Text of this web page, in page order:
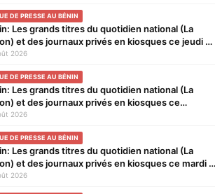
DE PRESSE AU BÉNIN
Les grands titres du quotidien national (La
et des journaux privés en kiosques ce jeudi 6
2026
2026
DE PRESSE AU BÉNIN
Les grands titres du quotidien national (La
et des journaux privés en kiosques ce
5 Août 2026
2026
DE PRESSE AU BÉNIN
Les grands titres du quotidien national (La
et des journaux privés en kiosques ce mardi 4
2026
2026